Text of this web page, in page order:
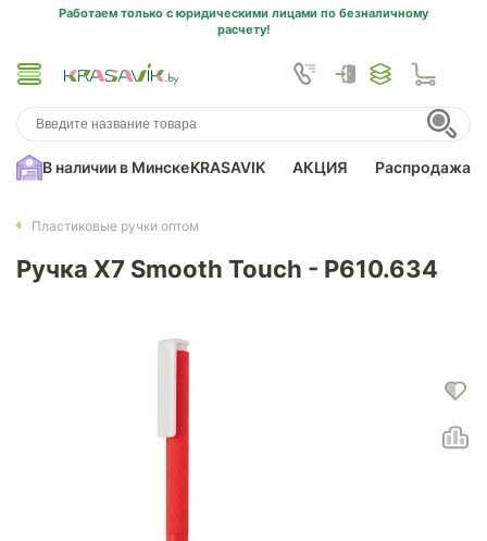
Работаем только с юридическими лицами по безналичному
расчету!
В наличии в МинскеKRASAVIK АКЦИЯ Распродажа
Пластиковые ручки оптом
Ручка X7 Smooth Touch - P610.634